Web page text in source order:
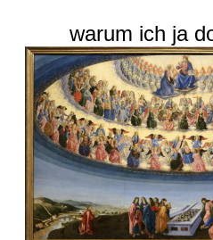
warum ich ja